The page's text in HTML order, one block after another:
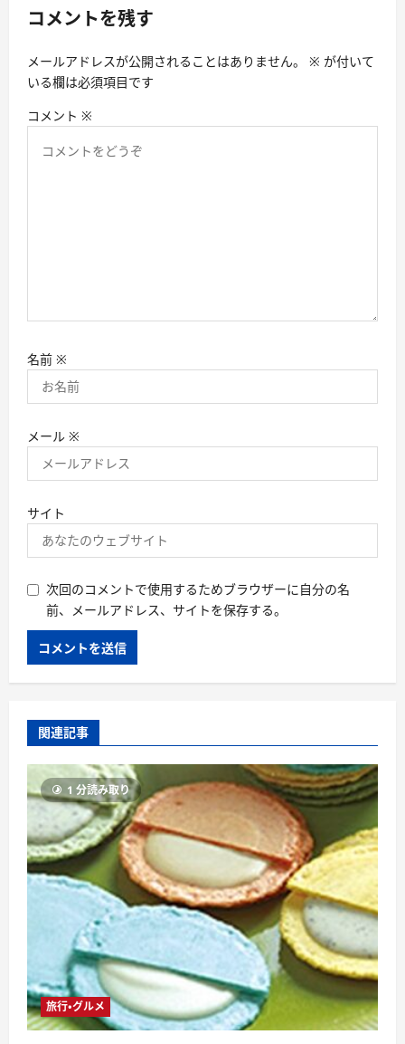
シ
ン
コメントを残す
メールアドレスが公開されることはありません。 ※ が付いて
いる欄は必須項目です
コメント ※
名前 ※
メール ※
サイト
次回のコメントで使用するためブラウザーに自分の名
前、メールアドレス、サイトを保存する。
関連記事
1 分読み取り
旅行・グルメ